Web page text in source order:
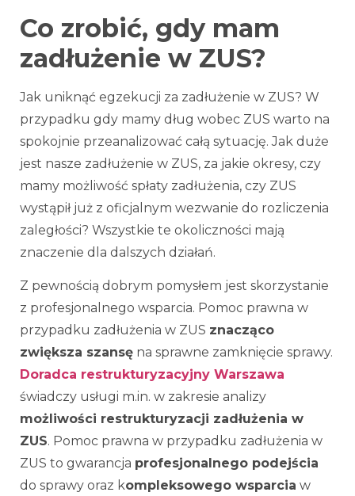
Co zrobić, gdy mam
zadłużenie w ZUS?
Jak uniknąć egzekucji za zadłużenie w ZUS? W
przypadku gdy mamy dług wobec ZUS warto na
spokojnie przeanalizować całą sytuację. Jak duże
jest nasze zadłużenie w ZUS, za jakie okresy, czy
mamy możliwość spłaty zadłużenia, czy ZUS
wystąpił już z oficjalnym wezwanie do rozliczenia
zaległości? Wszystkie te okoliczności mają
znaczenie dla dalszych działań.
Z pewnością dobrym pomysłem jest skorzystanie
z profesjonalnego wsparcia. Pomoc prawna w
przypadku zadłużenia w ZUS znacząco
zwiększa szansę na sprawne zamknięcie sprawy.
Doradca restrukturyzacyjny Warszawa
świadczy usługi m.in. w zakresie analizy
możliwości restrukturyzacji zadłużenia w
ZUS. Pomoc prawna w przypadku zadłużenia w
ZUS to gwarancja profesjonalnego podejścia
do sprawy oraz kompleksowego wsparcia w